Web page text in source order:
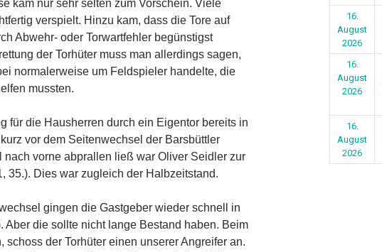
kam nur sehr selten zum Vorschein. Viele
verspielt. Hinzu kam, dass die Tore auf
Abwehr- oder Torwartfehler begünstigst
der Torhüter muss man allerdings sagen,
normalerweise um Feldspieler handelte, die
mussten.
für die Hausherren durch ein Eigentor bereits in
vor dem Seitenwechsel der Barsbüttler
nach vorne abprallen ließ war Oliver Seidler zur
35.). Dies war zugleich der Halbzeitstand.
gingen die Gastgeber wieder schnell in
Aber die sollte nicht lange Bestand haben. Beim
schoss der Torhüter einen unserer Angreifer an.
16.
August
2026
16.
August
2026
16.
August
2026